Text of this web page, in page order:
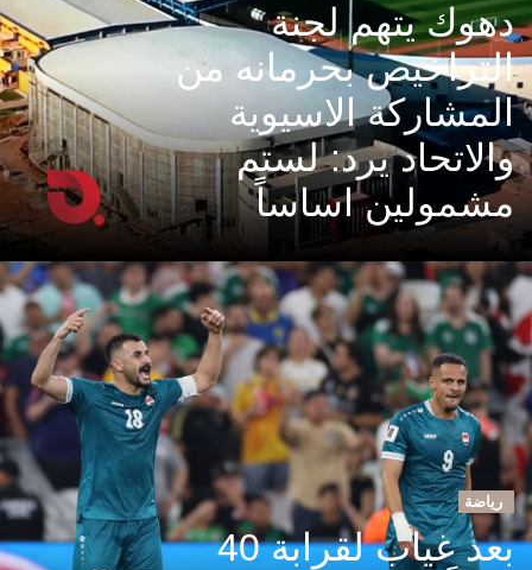
دهوك يتهم لجنة
التراخيص بحرمانه من
المشاركة الاسيوية
والاتحاد يرد: لستم
مشمولين اساساً
رياضة
بعد غياب لقرابة 40